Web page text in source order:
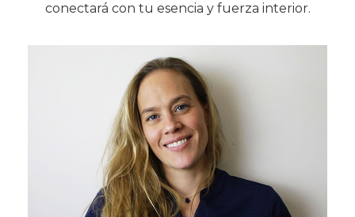
conectará con tu esencia y fuerza interior.